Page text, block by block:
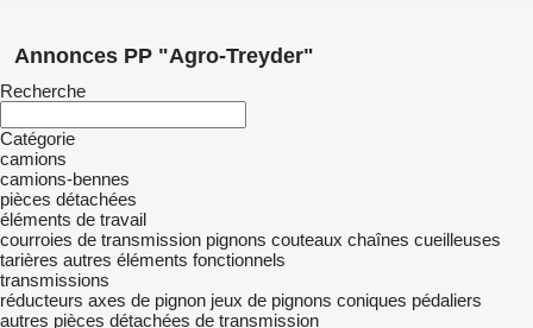
Annonces PP "Agro-Treyder"
Recherche
Catégorie
camions
camions-bennes
pièces détachées
éléments de travail
courroies de transmission pignons couteaux chaînes cueilleuses
tarières autres éléments fonctionnels
transmissions
réducteurs axes de pignon jeux de pignons coniques pédaliers
autres pièces détachées de transmission